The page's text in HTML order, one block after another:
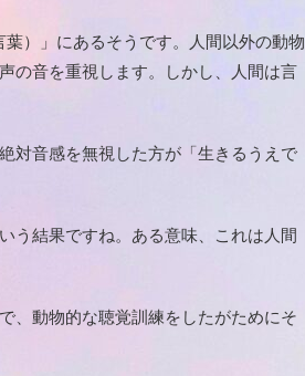
）」にあるそうです。人間以外の動物
の音を重視します。しかし、人間は言
対音感を無視した方が「生きるうえで
う結果ですね。ある意味、これは人間
、動物的な聴覚訓練をしたがためにそ